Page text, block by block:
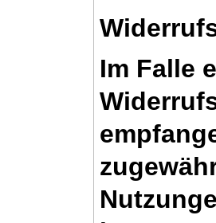
Im Falle